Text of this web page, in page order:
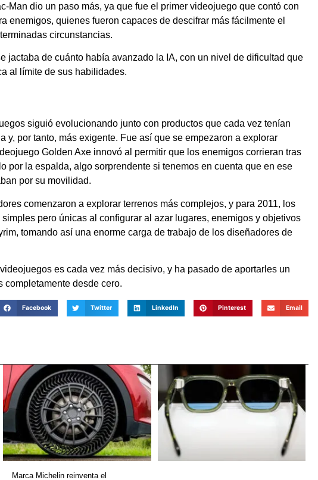
Man dio un paso más, ya que fue el primer videojuego que contó con
enemigos, quienes fueron capaces de descifrar más fácilmente el
circunstancias.
jactaba de cuánto había avanzado la IA, con un nivel de dificultad que
al límite de sus habilidades.
siguió evolucionando junto con productos que cada vez tenían
y, por tanto, más exigente. Fue así que se empezaron a explorar
Golden Axe innovó al permitir que los enemigos corrieran tras
por la espalda, algo sorprendente si tenemos en cuenta que en ese
por su movilidad.
comenzaron a explorar terrenos más complejos, y para 2011, los
pero únicas al configurar al azar lugares, enemigos y objetivos
tomando así una enorme carga de trabajo de los diseñadores de
es cada vez más decisivo, y ha pasado de aportarles un
completamente desde cero.
Facebook Twitter LinkedIn Pinterest Email
Marca Michelin reinventa el